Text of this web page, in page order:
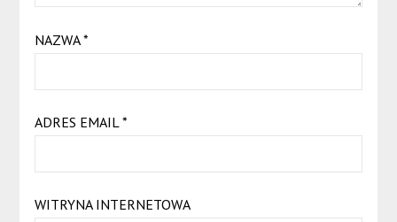
NAZWA*
ADRES EMAIL*
WITRYNA INTERNETOWA